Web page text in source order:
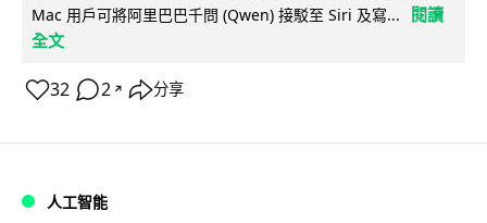
Mac 用戶可將阿里巴巴千問 (Qwen) 接駁至 Siri 及寫...
閱讀
全文
32 2 ↗ 分享
人工智能